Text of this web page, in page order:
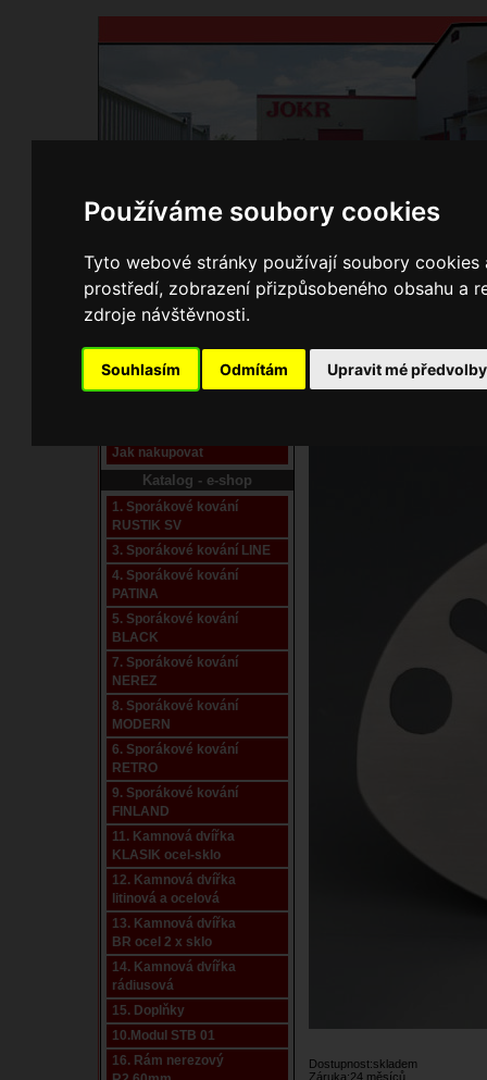
Používáme soubory cookies
Tyto webové stránky používají soubory
prostředí, zobrazení přizpůsobeného obsahu a
zdroje návštěvnosti.
Souhlasím Odmítám Upravit mé předvolby
Domů Kontakty Přihlášení Ke
Pracoviště laser
Nové pracoviště firmy
Jak nakupovat
Katalog - e-shop
1. Sporákové kování
RUSTIK SV
3. Sporákové kování LINE
4. Sporákové kování
PATINA
5. Sporákové kování
BLACK
7. Sporákové kování
NEREZ
8. Sporákové kování
MODERN
6. Sporákové kování
RETRO
9. Sporákové kování
FINLAND
11. Kamnová dvířka
KLASIK ocel-sklo
12. Kamnová dvířka
litinová a ocelová
13. Kamnová dvířka
BR ocel 2 x sklo
14. Kamnová dvířka
rádiusová
15. Doplňky
10.Modul STB 01
16. Rám nerezový
E-shop JOKR
Dostupnost:skladem
Záruka:24 měsíců